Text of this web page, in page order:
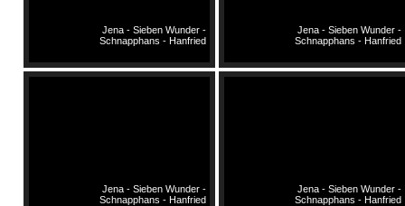
Jena - Sieben Wunder -
Schnapphans - Hanfried
Jena - Sieben Wunder -
Schnapphans - Hanfried
Jena - Sieben Wunder -
Schnapphans - Hanfried
Jena - Sieben Wunder -
Schnapphans - Hanfried